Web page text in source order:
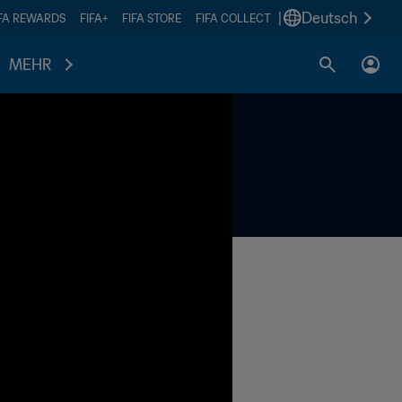
REWARDS FIFA+ FIFA STORE FIFA COLLECT Deutsch
MEHR